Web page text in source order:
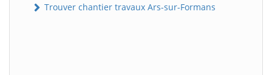
Trouver chantier travaux Ars-sur-Formans